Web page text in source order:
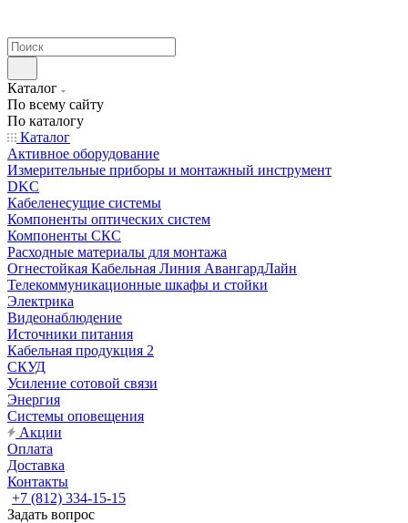
Каталог
По всему сайту
По каталогу
Каталог
Активное оборудование
Измерительные приборы и монтажный инструмент
DKC
Кабеленесущие системы
Компоненты оптических систем
Компоненты СКС
Расходные материалы для монтажа
Огнестойкая Кабельная Линия АвангардЛайн
Телекоммуникационные шкафы и стойки
Электрика
Видеонаблюдение
Источники питания
Кабельная продукция 2
СКУД
Усиление сотовой связи
Энергия
Системы оповещения
Акции
Оплата
Доставка
Контакты
+7 (812) 334-15-15
Задать вопрос